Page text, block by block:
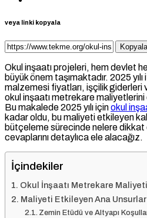
veya linki kopyala
Kopyala
Okul inşaatı projeleri, hem devlet
büyük önem taşımaktadır. 2025
malzemesi fiyatları, işçilik
okul inşaatı metrekare
Bu makalede 2025 yılı içinokul
kadar oldu, bu maliyeti etkileyen
bütçeleme sürecinde nelere dikkat
cevaplarını detaylıca ele alacağız.
İçindekiler
Okul İnşaatı Metrekare Maliyeti
Maliyeti Etkileyen Ana
Zemin Etüdü ve Altyapı